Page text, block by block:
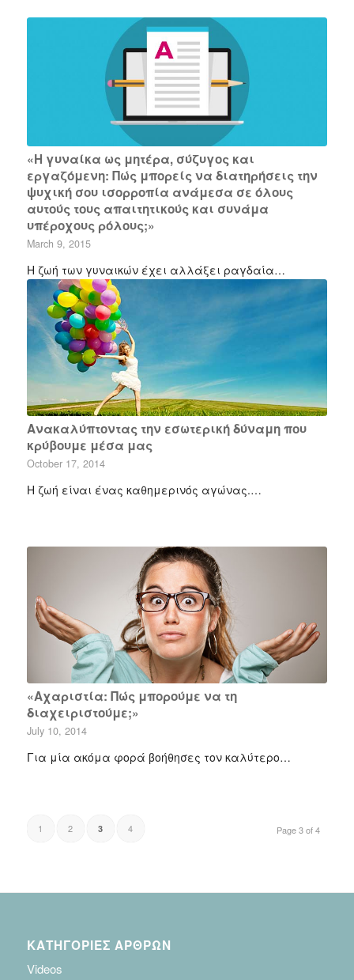
«Η γυναίκα ως μητέρα, σύζυγος και
εργαζόμενη: Πώς μπορείς να διατηρήσεις την
ψυχική σου ισορροπία ανάμεσα σε όλους
αυτούς τους απαιτητικούς και συνάμα
υπέροχους ρόλους;»
March 9, 2015
Η ζωή των γυναικών έχει αλλάξει ραγδαία…
Ανακαλύπτοντας την εσωτερική δύναμη που
κρύβουμε μέσα μας
October 17, 2014
Η ζωή είναι ένας καθημερινός αγώνας.…
«Αχαριστία: Πώς μπορούμε να τη
διαχειριστούμε;»
July 10, 2014
Για μία ακόμα φορά βοήθησες τον καλύτερο…
Page 3 of 4
1 2 3 4
ΚΑΤΗΓΟΡΙΕΣ ΑΡΘΡΩΝ
Videos